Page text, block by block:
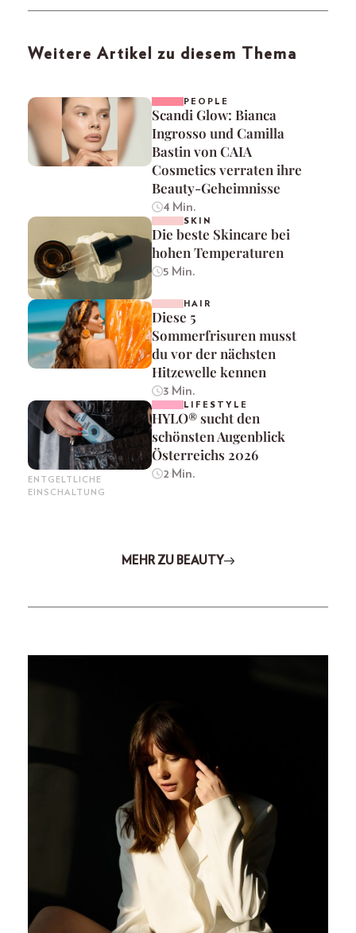
Weitere Artikel zu diesem Thema
PEOPLE
Scandi Glow: Bianca
Ingrosso und Camilla
Bastin von CAIA
Cosmetics verraten ihre
Beauty-Geheimnisse
4 Min.
SKIN
Die beste Skincare bei
hohen Temperaturen
5 Min.
HAIR
Diese 5
Sommerfrisuren musst
du vor der nächsten
Hitzewelle kennen
3 Min.
ENTGELTLICHE
EINSCHALTUNG
LIFESTYLE
HYLO® sucht den
schönsten Augenblick
Österreichs 2026
2 Min.
MEHR ZU BEAUTY